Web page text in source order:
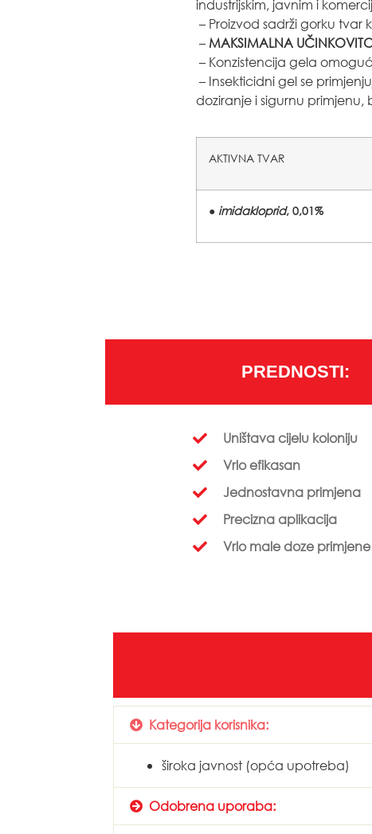
industrijskim, javnim i
– Proizvod sadrži gorku
– MAKSIMALNA
– Konzistencija gela
– Insekticidni gel se
doziranje i sigurnu primjenu,
AKTIVNA TVAR
● imidakloprid, 0,01%
PREDNOSTI:
Uništava cijelu koloniju
Vrlo efikasan
Jednostavna primjena
Precizna aplikacija
Vrlo male doze primjene
Kategorija korisnika:
široka javnost (opća upotreba)
Odobrena uporaba: